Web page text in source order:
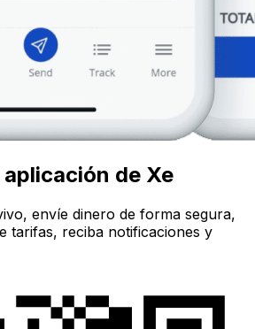
de Xe
envíe dinero de forma segura,
tarifas, reciba notificaciones y